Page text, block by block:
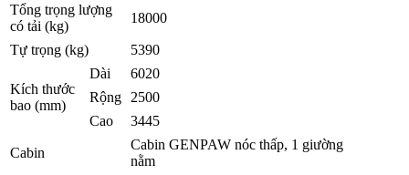
Tổng trọng lượng
có tải (kg)
18000
Tự trọng (kg) 5390
Kích thước
bao (mm)
Dài
6020
Rộng
2500
Cao
3445
Cabin
Cabin GENPAW nóc thấp, 1 giường
nằm